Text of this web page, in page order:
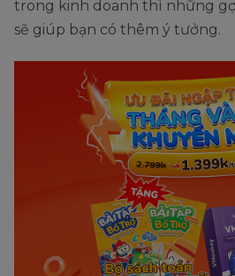
trong kinh doanh thì những
sẽ giúp bạn có thêm ý tưởng.